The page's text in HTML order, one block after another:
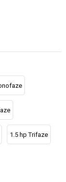
1.5 hp Trifaze